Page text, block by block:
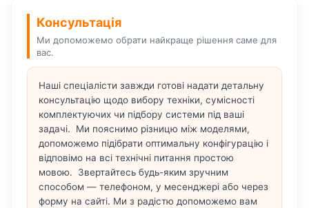
Консультація
Ми допоможемо обрати найкраще рішення саме для
вас.
Наші спеціалісти завжди готові надати детальну
консультацію щодо вибору техніки, сумісності
комплектуючих чи підбору системи під ваші
задачі. Ми пояснимо різницю між моделями,
допоможемо підібрати оптимальну конфігурацію і
відповімо на всі технічні питання простою
мовою. Звертайтесь будь-яким зручним
способом — телефоном, у месенджері або через
форму на сайті. Ми з радістю допоможемо вам